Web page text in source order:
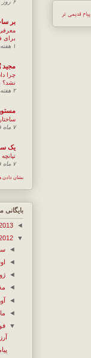
پیام قدیمی تر
بر
برای
۱ هفته قبل
مجيد
نشد؟ 4
۲ هفته قبل
۷ ماه قبل
یک
۷ ماه قبل
نشان دادن
بایگانی
◄
▼
◄
◄
◄
◄
◄
◄
▼